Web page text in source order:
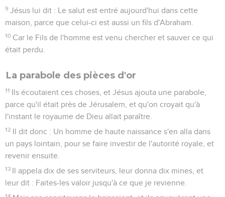
9 Jésus lui dit : Le salut est entré aujourd'hui dans cette
maison, parce que celui-ci est aussi un fils d'Abraham.
10 Car le Fils de l'homme est venu chercher et sauver ce qui
était perdu.
La parabole des pièces d'or
11 Ils écoutaient ces choses, et Jésus ajouta une parabole,
parce qu'il était près de Jérusalem, et qu'on croyait qu'à
l'instant le royaume de Dieu allait paraître.
12 Il dit donc : Un homme de haute naissance s'en alla dans
un pays lointain, pour se faire investir de l'autorité royale, et
revenir ensuite.
13 Il appela dix de ses serviteurs, leur donna dix mines, et
leur dit : Faites-les valoir jusqu'à ce que je revienne.
14